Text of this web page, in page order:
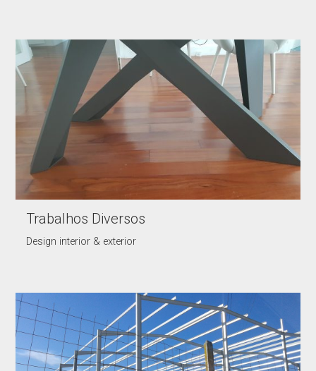
Trabalhos Diversos
Design interior & exterior